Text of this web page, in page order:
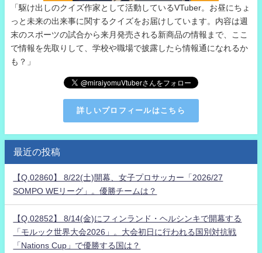
「駆け出しのクイズ作家として活動しているVTuber。お昼にちょ
っと未来の出来事に関するクイズをお届けしています。内容は週
末のスポーツの試合から来月発売される新商品の情報まで、ここ
で情報を先取りして、学校や職場で披露したら情報通になれるか
も？」
詳しいプロフィールはこちら
最近の投稿
【Q.02860】 8/22(土)開幕、女子プロサッカー「2026/27
SOMPO WEリーグ」。優勝チームは？
【Q.02852】 8/14(金)にフィンランド・ヘルシンキで開幕する
「モルック世界大会2026」。大会初日に行われる国別対抗戦
「Nations Cup」で優勝する国は？